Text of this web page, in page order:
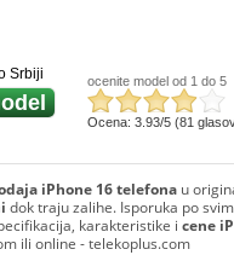
Srbiji
ocenite model od 1 do 5
Ocena: 3.93/5 (81
iPhone 16 telefona u
dok traju zalihe. Isporuka po
karakteristike i cene
ili online - telekoplus.com